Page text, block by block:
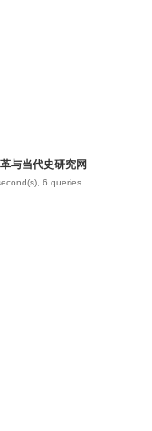
与当代史研究网
6 queries .